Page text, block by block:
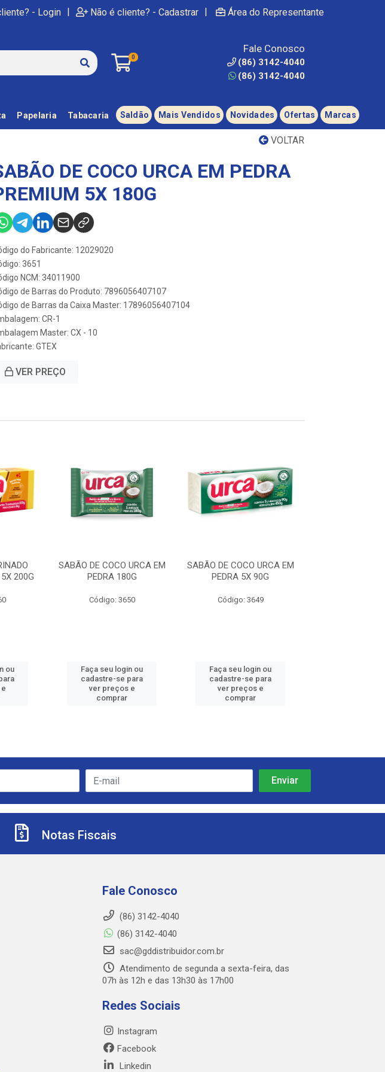
- Login | Não é cliente? - Cadastrar | Área do Representante
0
Fale Conosco
(86) 3142-4040
(86) 3142-4040
Papelaria Tabacaria Saldão Mais Vendidos Novidades Ofertas Marcas
VOLTAR
DE COCO URCA EM PEDRA
5X 180G
do Fabricante: 12029020
3651
NCM: 34011900
de Barras do Produto: 7896056407107
de Barras da Caixa Master: 17896056407104
CR-1
Master: CX - 10
GTEX
VER PREÇO
200G
ou
SABÃO DE COCO URCA EM
PEDRA 180G
Código: 3650
Faça seu login ou
cadastre-se para
ver preços e
comprar
SABÃO DE COCO URCA EM
PEDRA 5X 90G
Código: 3649
Faça seu login ou
cadastre-se para
ver preços e
comprar
Notas Fiscais
Fale Conosco
(86) 3142-4040
(86) 3142-4040
sac@gddistribuidor.com.br
Atendimento de segunda a sexta-feira, das
07h às 12h e das 13h30 às 17h00
Redes Sociais
Instagram
Facebook
Linkedin